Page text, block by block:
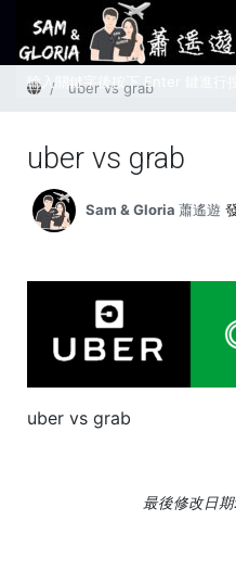
首頁 uber vs grab
uber vs grab
Sam & Gloria 蕭遙遊
uber vs grab
最後修改日